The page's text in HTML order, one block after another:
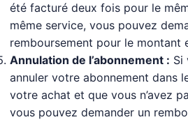
été facturé deux fois pour le
même service, vous pouvez
remboursement pour le montant
Annulation de l’abonnement : Si
annuler votre abonnement dans
votre achat et que vous n’avez
vous pouvez demander un